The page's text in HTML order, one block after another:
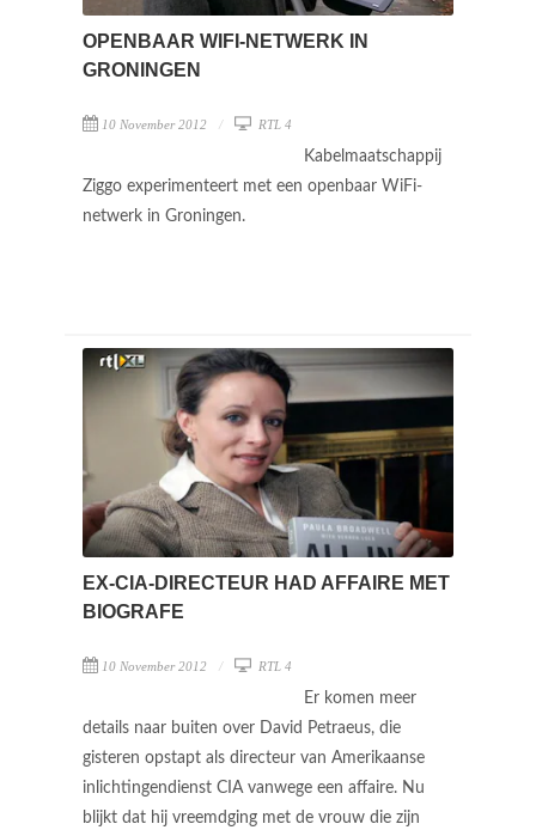
OPENBAAR WIFI-NETWERK IN
GRONINGEN
10 November 2012 RTL 4
Kabelmaatschappij
Ziggo experimenteert met een openbaar WiFi-
netwerk in Groningen.
EX-CIA-DIRECTEUR HAD AFFAIRE MET
BIOGRAFE
10 November 2012 RTL 4
Er komen meer
details naar buiten over David Petraeus, die
gisteren opstapt als directeur van Amerikaanse
inlichtingendienst CIA vanwege een affaire. Nu
blijkt dat hij vreemdging met de vrouw die zijn